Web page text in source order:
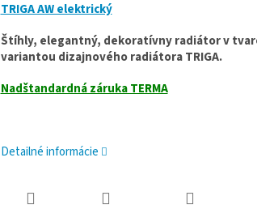
TRIGA AW elektrický
Štíhly, elegantný, dekoratívny radiátor v
variantou dizajnového radiátora TRIGA.
Nadštandardná záruka TERMA
Detailné informácie